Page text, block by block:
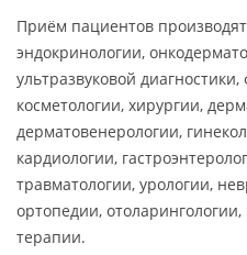
Приём пациентов
эндокринологии,
ультразвуковой
косметологии, хирургии,
дерматовенерологии,
кардиологии,
травматологии, урологии,
ортопедии,
терапии.